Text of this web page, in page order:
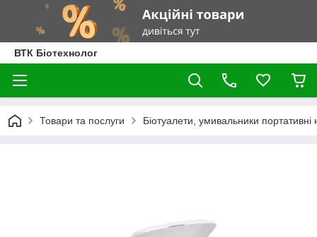
ВТК Біотехнолог
Товари та послуги Біотуалети, умивальники портативні